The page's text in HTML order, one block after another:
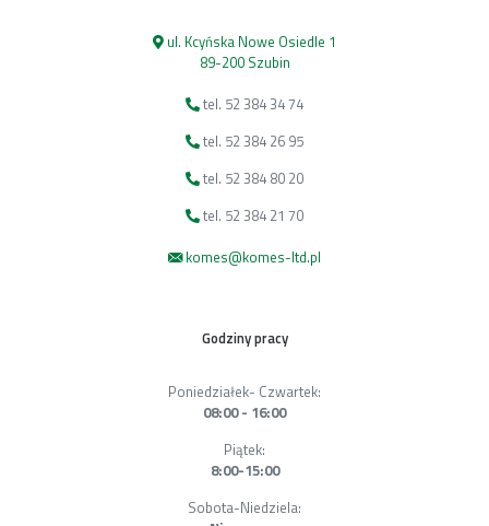
ul. Kcyńska Nowe Osiedle 1
89-200 Szubin
tel. 52 384 34 74
tel. 52 384 26 95
tel. 52 384 80 20
tel. 52 384 21 70
komes@komes-ltd.pl
Godziny pracy
Poniedziałek- Czwartek:
08:00 - 16:00
Piątek:
8:00-15:00
Sobota-Niedziela: